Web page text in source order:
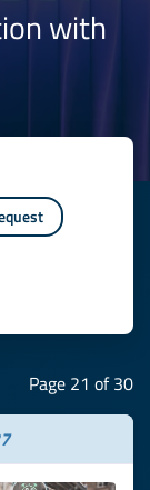
with
Page 21 of 30